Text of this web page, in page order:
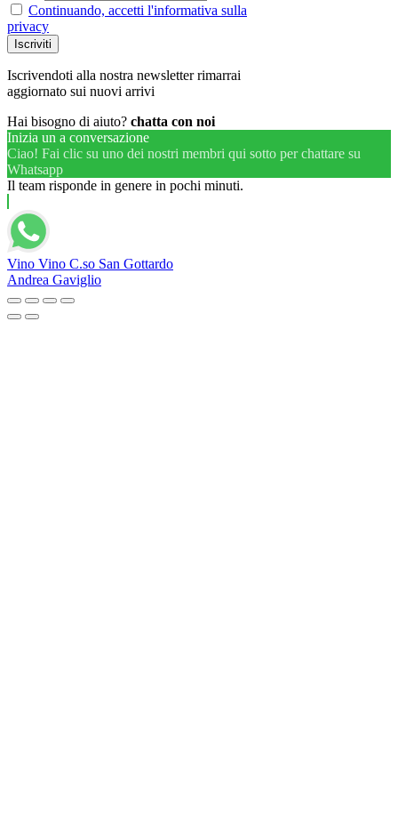
Continuando, accetti l'informativa sulla
privacy
Iscrivendoti alla nostra newsletter rimarrai
aggiornato sui nuovi arrivi
Hai bisogno di aiuto? chatta con noi
Inizia un a conversazione
Ciao! Fai clic su uno dei nostri membri qui sotto per chattare su
Whatsapp
Il team risponde in genere in pochi minuti.
Vino Vino C.so San Gottardo
Andrea Gaviglio